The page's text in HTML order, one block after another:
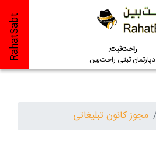
راحت‌ثبت:
دپارتمان ثبتی راحت‌بین
RahatSabt
مجوز کانون تبلیغاتی